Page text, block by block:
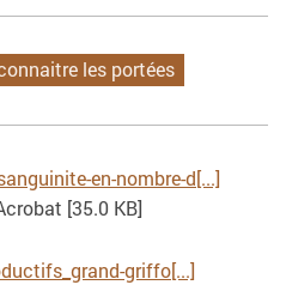
les portées
en-nombre-d[...]
[35.0 KB]
griffo[...]